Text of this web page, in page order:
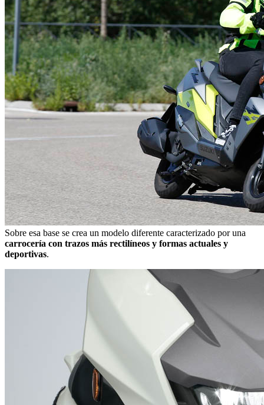
Sobre esa base se crea un modelo diferente caracterizado por una
carrocería con trazos más rectilíneos y formas actuales y
deportivas.